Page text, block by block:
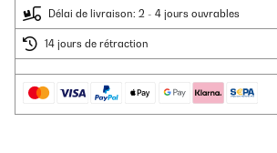
Délai de livraison: 2 - 4 jours ouvrables
14 jours de rétraction